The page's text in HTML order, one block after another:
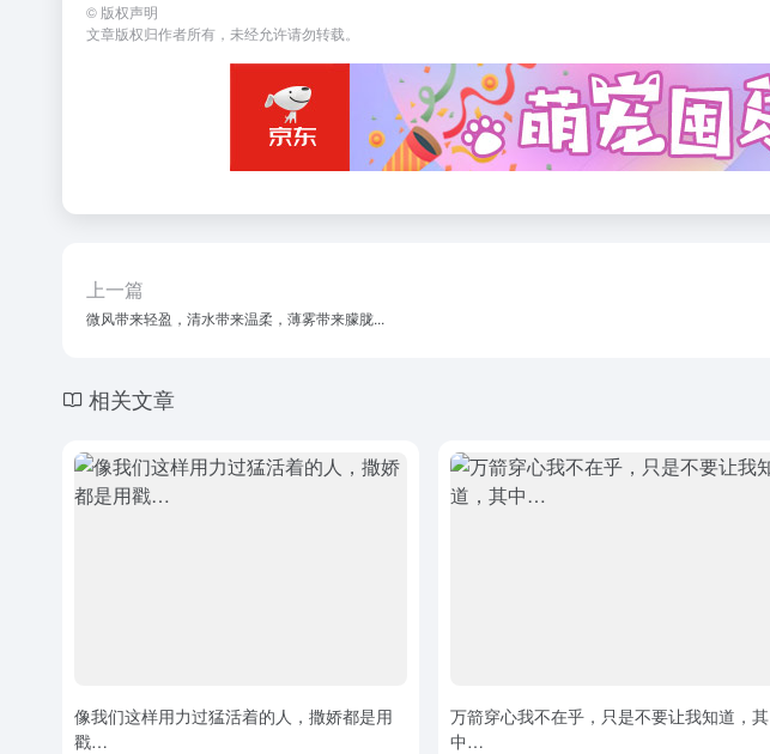
© 版权声明
文章版权归作者所有，未经允许请勿转载。
上一篇
微风带来轻盈，清水带来温柔，薄雾带来朦胧...
相关文章
像我们这样用力过猛活着的人，撒娇都是用
戳…
万箭穿心我不在乎，只是不要让我知道，其
中…